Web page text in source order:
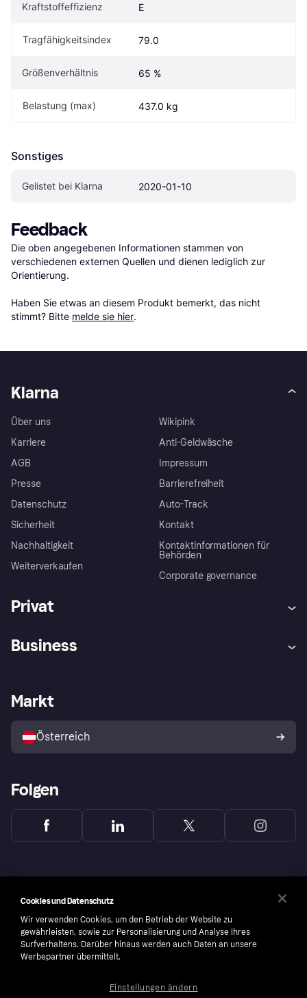
Kraftstoffeffizienz E
Tragfähigkeitsindex 79.0
Größenverhältnis 65 %
Belastung (max) 437.0 kg
Sonstiges
Gelistet bei Klarna 2020-01-10
Feedback
Die oben angegebenen Informationen stammen von
verschiedenen externen Quellen und dienen lediglich zur
Orientierung.
Haben Sie etwas an diesem Produkt bemerkt, das nicht
stimmt? Bitte melde sie hier.
Klarna
Über uns
Karriere
AGB
Presse
Datenschutz
Sicherheit
Nachhaltigkeit
Weiterverkaufen
Wikipink
Anti-Geldwäsche
Impressum
Barrierefreiheit
Auto-Track
Kontakt
Kontaktinformationen für
Behörden
Corporate governance
Privat
Shops entdecken
Business
Händlerportal
Markt
Österreich
Folgen
Cookies und Datenschutz
Wir verwenden Cookies, um den Betrieb der Website zu
gewährleisten, sowie zur Personalisierung und Analyse Ihres
Surfverhaltens. Darüber hinaus werden auch Daten an unsere
Werbepartner übermittelt.
Einstellungen ändern